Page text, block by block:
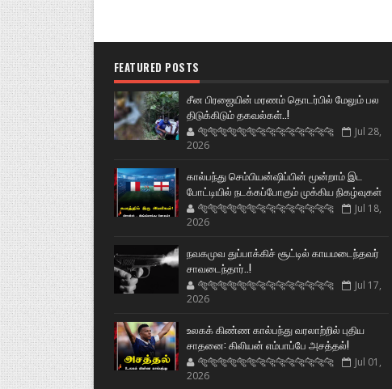
FEATURED POSTS
சீன பிரஜையின் மரணம் தொடர்பில் மேலும் பல
திடுக்கிடும் தகவல்கள்..!
🐅🐅🐅🐅🐅🐅🐆🐆🐆🐆🐆🐆🐆🐆
Jul 28,
2026
கால்பந்து செம்பியன்ஷிப்பின் மூன்றாம் இட
போட்டியில் நடக்கப்போகும் முக்கிய நிகழ்வுகள்
🐅🐅🐅🐅🐅🐅🐆🐆🐆🐆🐆🐆🐆🐆
Jul 18,
2026
நவகமுவ துப்பாக்கிச் சூட்டில் காயமடைந்தவர்
சாவடைந்தார்..!
🐅🐅🐅🐅🐅🐅🐆🐆🐆🐆🐆🐆🐆🐆
Jul 17,
2026
உலகக் கிண்ண கால்பந்து வரலாற்றில் புதிய
சாதனை: கிலியன் எம்பாப்பே அசத்தல்!
🐅🐅🐅🐅🐅🐅🐆🐆🐆🐆🐆🐆🐆🐆
Jul 01,
2026